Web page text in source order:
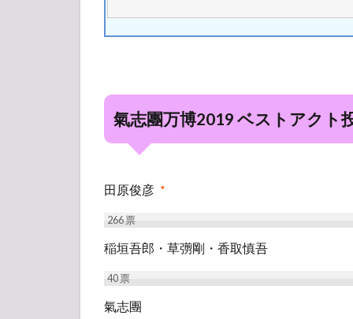
氣志團万博2019 ベストアクト
田原俊彦 *
266票
稲垣吾郎・草彅剛・香取慎吾
40票
氣志團